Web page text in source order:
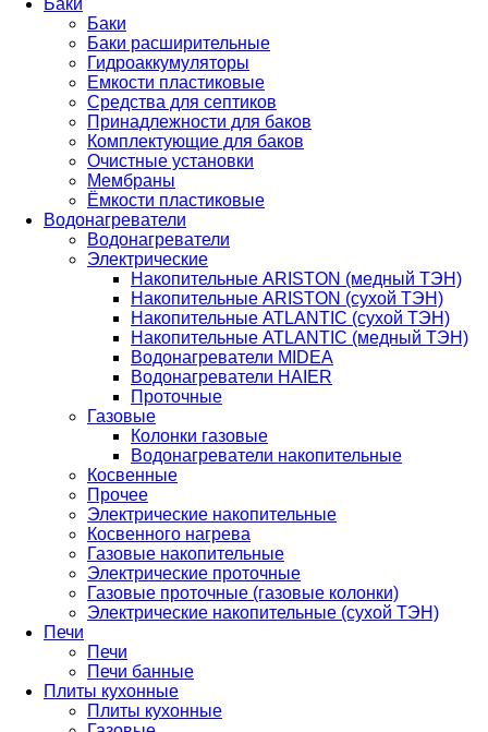
Баки
Баки
Баки расширительные
Гидроаккумуляторы
Емкости пластиковые
Средства для септиков
Принадлежности для баков
Комплектующие для баков
Очистные установки
Мембраны
Ёмкости пластиковые
Водонагреватели
Водонагреватели
Электрические
Накопительные ARISTON (медный ТЭН)
Накопительные ARISTON (сухой ТЭН)
Накопительные ATLANTIC (сухой ТЭН)
Накопительные ATLANTIC (медный ТЭН)
Водонагреватели MIDEA
Водонагреватели HAIER
Проточные
Газовые
Колонки газовые
Водонагреватели накопительные
Косвенные
Прочее
Электрические накопительные
Косвенного нагрева
Газовые накопительные
Электрические проточные
Газовые проточные (газовые колонки)
Электрические накопительные (сухой ТЭН)
Печи
Печи
Печи банные
Плиты кухонные
Плиты кухонные